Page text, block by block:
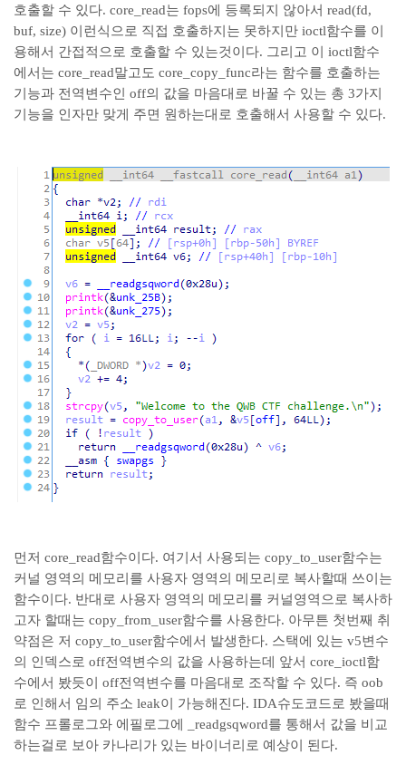
호출할 수 있다. core_read는 fops에 등록되지 않아서 read(fd,
buf, size) 이런식으로 직접 호출하지는 못하지만 ioctl함수를 이
용해서 간접적으로 호출할 수 있는것이다. 그리고 이 ioctl함수
에서는 core_read말고도 core_copy_func라는 함수를 호출하는
기능과 전역변수인 off의 값을 마음대로 바꿀 수 있는 총 3가지
기능을 인자만 맞게 주면 원하는대로 호출해서 사용할 수 있다.
먼저 core_read함수이다. 여기서 사용되는 copy_to_user함수는
커널 영역의 메모리를 사용자 영역의 메모리로 복사할때 쓰이는
함수이다. 반대로 사용자 영역의 메모리를 커널영역으로 복사하
고자 할때는 copy_from_user함수를 사용한다. 아무튼 첫번째 취
약점은 저 copy_to_user함수에서 발생한다. 스택에 있는 v5변수
의 인덱스로 off전역변수의 값을 사용하는데 앞서 core_ioctl함
수에서 봤듯이 off전역변수를 마음대로 조작할 수 있다. 즉 oob
로 인해서 임의 주소 leak이 가능해진다. IDA슈도코드로 봤을때
함수 프롤로그와 에필로그에 _readgsqword를 통해서 값을 비교
하는걸로 보아 카나리가 있는 바이너리로 예상이 된다.